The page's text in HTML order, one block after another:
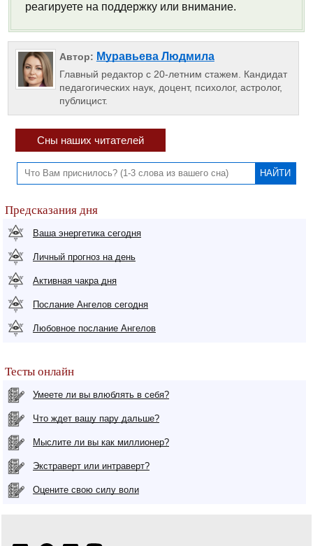
реагируете на поддержку или внимание.
Автор: Муравьева Людмила
Главный редактор с 20-летним стажем. Кандидат
педагогических наук, доцент, психолог, астролог,
публицист.
Сны наших читателей
Предсказания дня
Ваша энергетика сегодня
Личный прогноз на день
Активная чакра дня
Послание Ангелов сегодня
Любовное послание Ангелов
Тесты онлайн
Умеете ли вы влюблять в себя?
Что ждет вашу пару дальше?
Мыслите ли вы как миллионер?
Экстраверт или интраверт?
Оцените свою силу воли